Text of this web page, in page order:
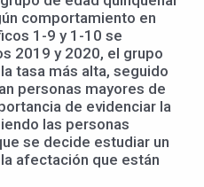
comportamiento en
1-9 y 1-10 se
2019 y 2020, el grupo
tasa más alta, seguido
personas mayores de
de evidenciar la
las personas
se decide estudiar un
afectación que están